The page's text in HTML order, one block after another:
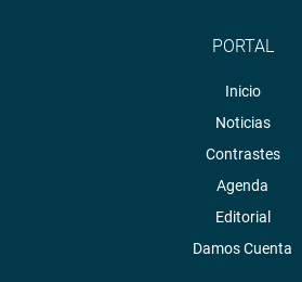
PORTAL
Inicio
Noticias
Contrastes
Agenda
Editorial
Damos Cuenta